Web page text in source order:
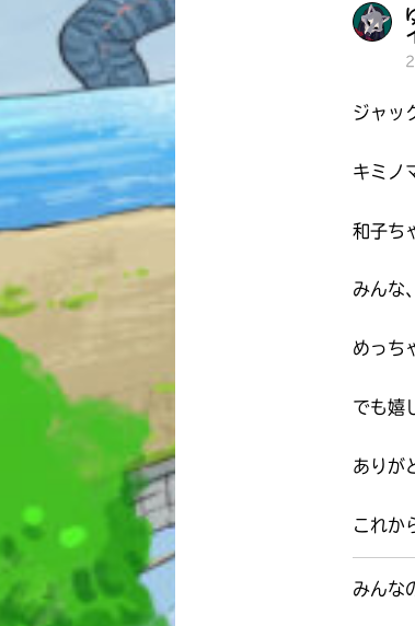
ジャッ
キミノ
和子ち
みんな
めっち
でも嬉
ありが
これか
みんな